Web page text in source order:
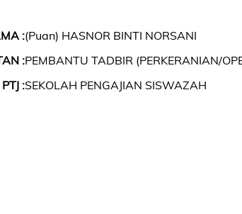
:(Puan) HASNOR BINTI NORSANI
:PEMBANTU TADBIR (PERKERANIAN/
PTJ :SEKOLAH PENGAJIAN SISWAZAH